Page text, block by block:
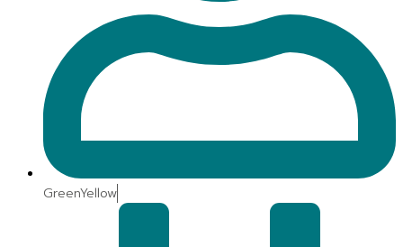
GreenYellow